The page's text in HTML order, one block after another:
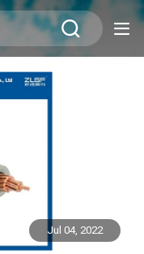
Jul 04, 2022